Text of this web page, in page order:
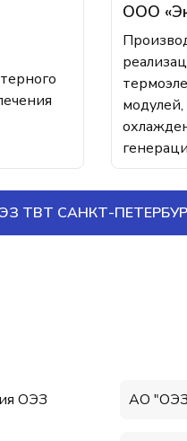
ООО
ТВТ САНКТ-
ОЭЗ АО "ОЭЗ